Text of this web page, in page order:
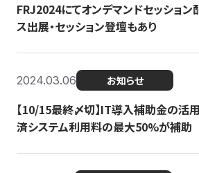
FRJ2024にてオンデマンドセッション
ス出展・セッション登壇もあり
2024.03.06 お知らせ
【10/15最終〆切】IT導入補助金の活
済システム利用料の最大50%が補助